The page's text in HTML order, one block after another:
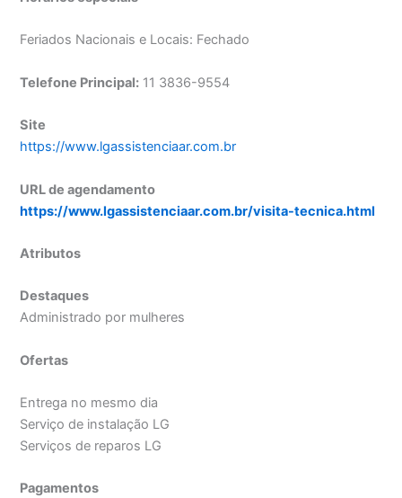
Feriados Nacionais e Locais: Fechado
Telefone Principal: 11 3836-9554
Site
https://www.lgassistenciaar.com.br
URL de agendamento
https://www.lgassistenciaar.com.br/visita-tecnica.html
Atributos
Destaques
Administrado por mulheres
Ofertas
Entrega no mesmo dia
Serviço de instalação LG
Serviços de reparos LG
Pagamentos